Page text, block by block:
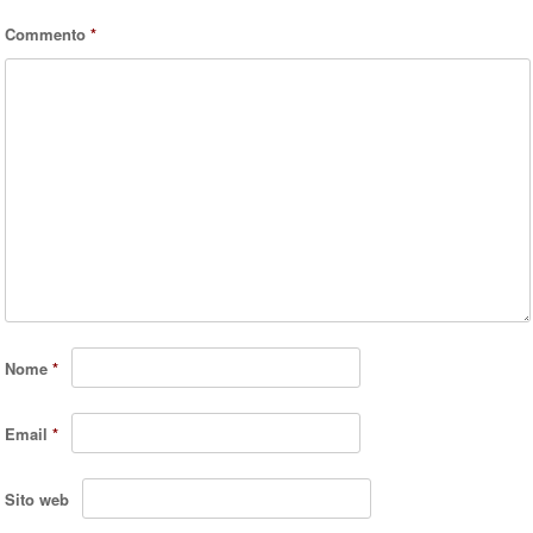
Commento*
Nome*
Email*
Sito web